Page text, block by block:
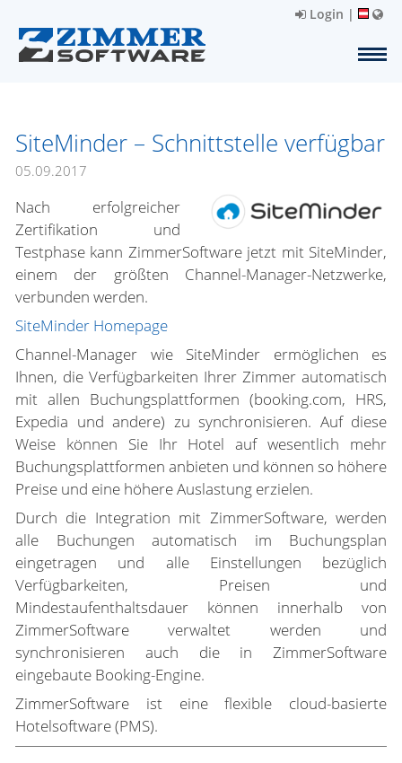
Login |
SiteMinder – Schnittstelle verfügbar
05.09.2017
Nach erfolgreicher
Zertifikation und
Testphase kann ZimmerSoftware jetzt mit SiteMinder,
einem der größten Channel-Manager-Netzwerke,
verbunden werden.
SiteMinder Homepage
Channel-Manager wie SiteMinder ermöglichen es
Ihnen, die Verfügbarkeiten Ihrer Zimmer automatisch
mit allen Buchungsplattformen (booking.com, HRS,
Expedia und andere) zu synchronisieren. Auf diese
Weise können Sie Ihr Hotel auf wesentlich mehr
Buchungsplattformen anbieten und können so höhere
Preise und eine höhere Auslastung erzielen.
Durch die Integration mit ZimmerSoftware, werden
alle Buchungen automatisch im Buchungsplan
eingetragen und alle Einstellungen bezüglich
Verfügbarkeiten, Preisen und
Mindestaufenthaltsdauer können innerhalb von
ZimmerSoftware verwaltet werden und
synchronisieren auch die in ZimmerSoftware
eingebaute Booking-Engine.
ZimmerSoftware ist eine flexible cloud-basierte
Hotelsoftware (PMS).